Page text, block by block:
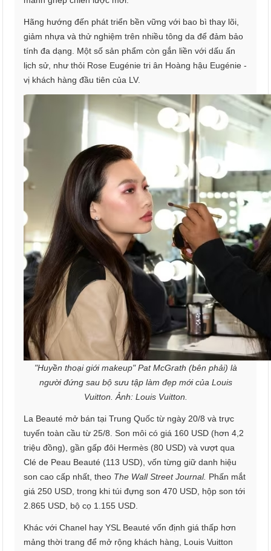
Hãng hướng đến phát triển bền vững với bao bì thay lõi,
giảm nhựa và thử nghiệm trên nhiều tông da để đảm bảo
tính đa dạng. Một số sản phẩm còn gắn liền với dấu ấn
lịch sử, như thỏi Rose Eugénie tri ân Hoàng hậu Eugénie -
vị khách hàng đầu tiên của LV.
"Huyền thoại giới makeup" Pat McGrath (bên phải) là
người đứng sau bộ sưu tập làm đẹp mới của Louis
Vuitton. Ảnh: Louis Vuitton.
La Beauté mở bán tại Trung Quốc từ ngày 20/8 và trực
tuyến toàn cầu từ 25/8. Son môi có giá 160 USD (hơn 4,2
triệu đồng), gần gấp đôi Hermès (80 USD) và vượt qua
Clé de Peau Beauté (113 USD), vốn từng giữ danh hiệu
son cao cấp nhất, theo The Wall Street Journal. Phấn mắt
giá 250 USD, trong khi túi đựng son 470 USD, hộp son tới
2.865 USD, bộ cọ 1.155 USD.
Khác với Chanel hay YSL Beauté vốn định giá thấp hơn
mảng thời trang để mở rộng khách hàng, Louis Vuitton